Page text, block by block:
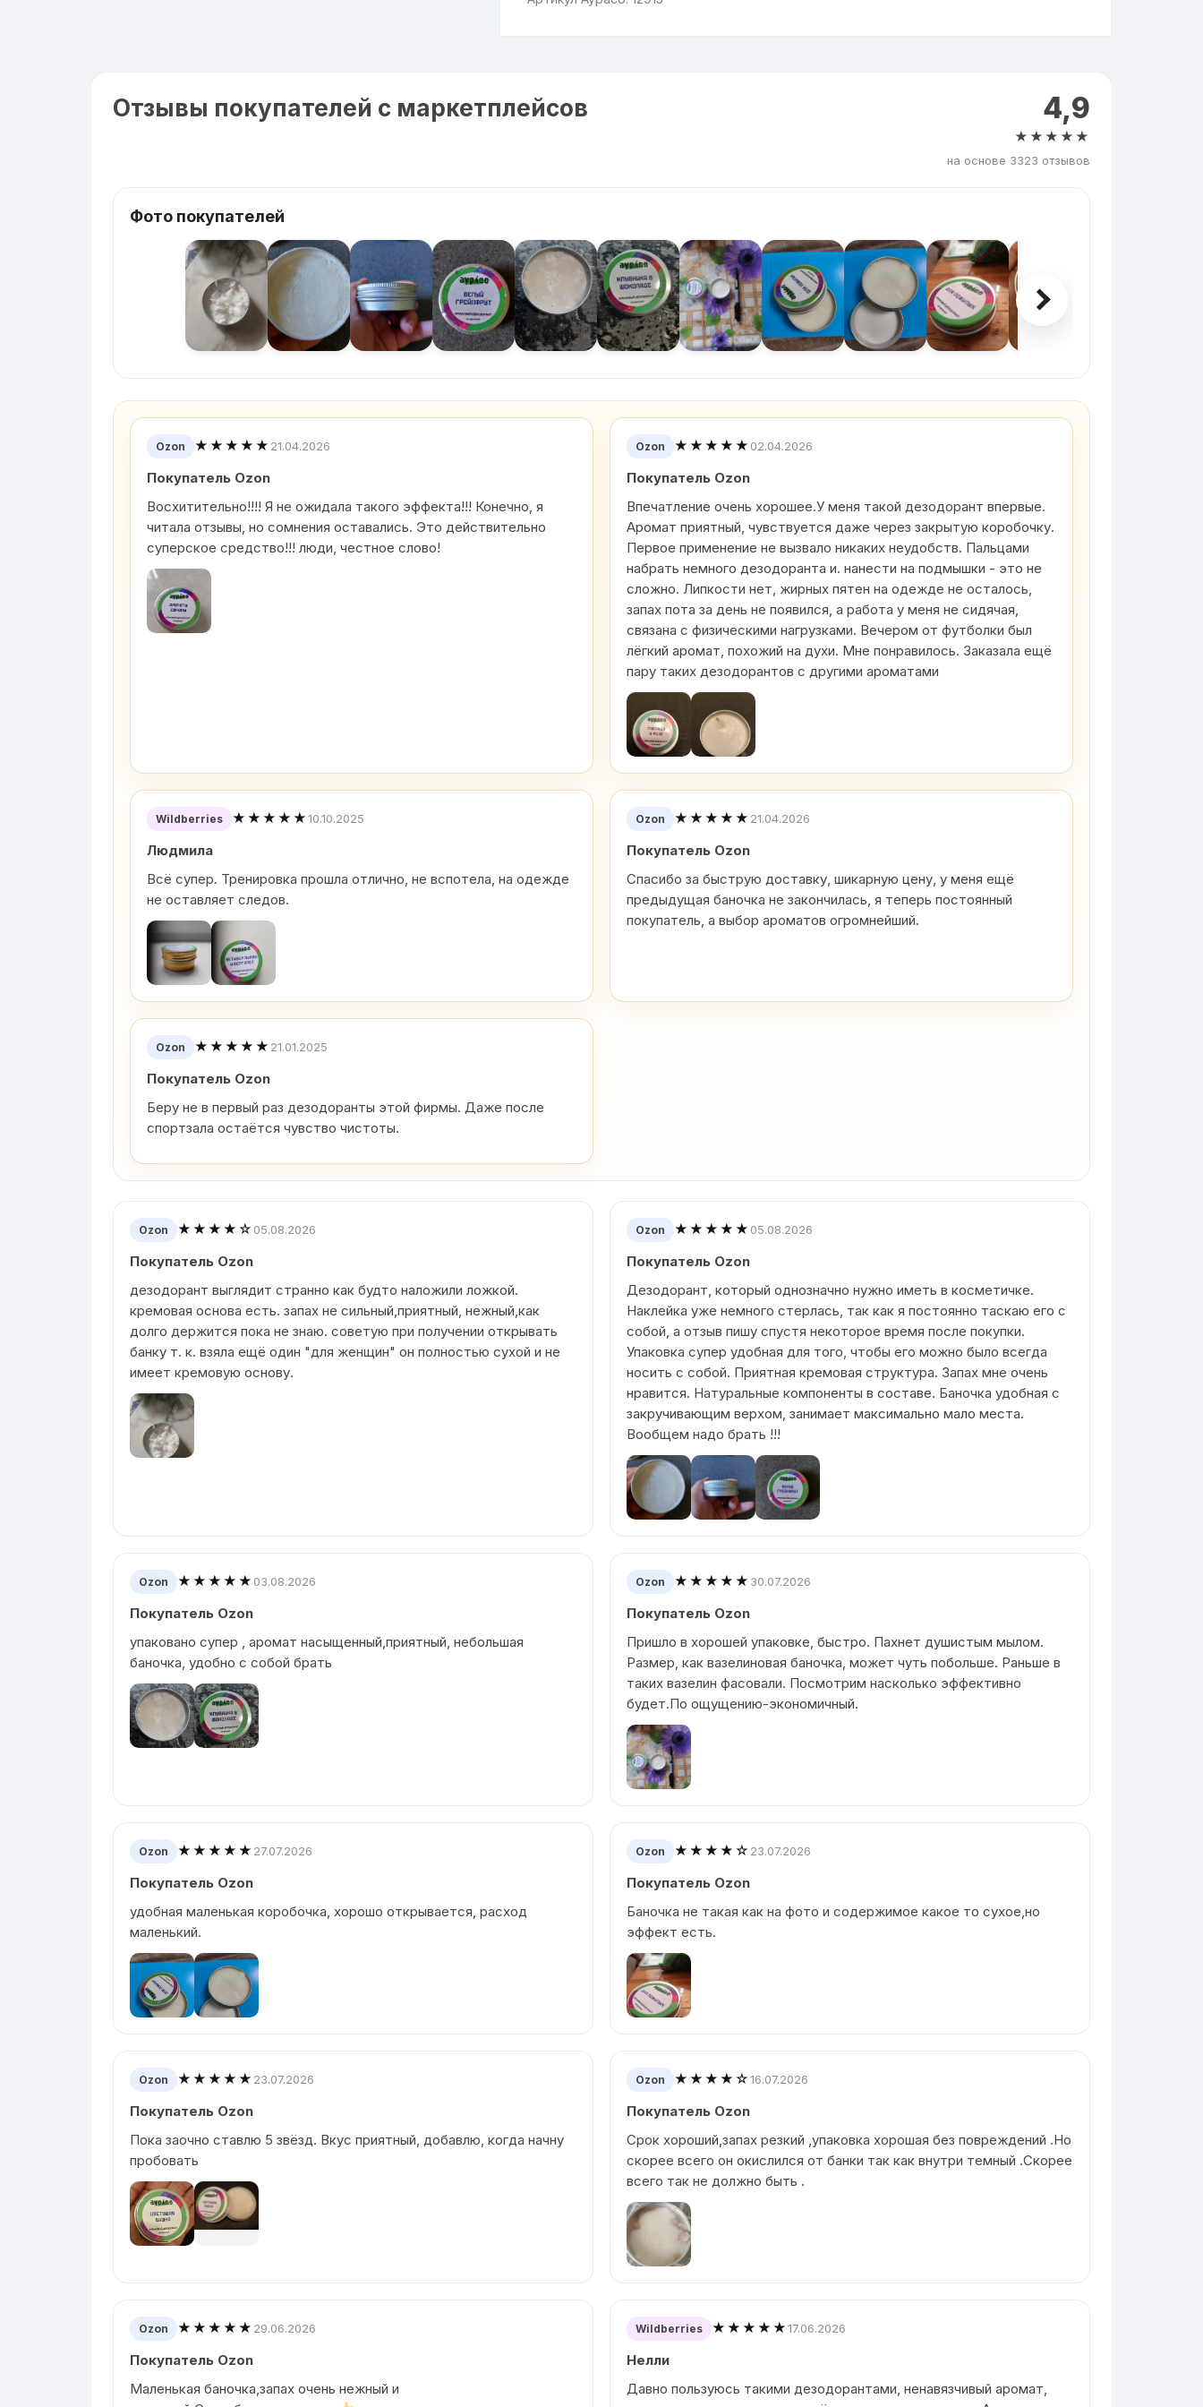
Отзывы покупателей с маркетплейсов 4,9
★★★★★
на основе 3323 отзывов
Фото покупателей
Ozon ★★★★★ 21.04.2026
Покупатель Ozon
Восхитительно!!!! Я не ожидала такого эффекта!!! Конечно, я
читала отзывы, но сомнения оставались. Это действительно
суперское средство!!! люди, честное слово!
Ozon ★★★★★ 02.04.2026
Покупатель Ozon
Впечатление очень хорошее.У меня такой дезодорант впервые.
Аромат приятный, чувствуется даже через закрытую коробочку.
Первое применение не вызвало никаких неудобств. Пальцами
набрать немного дезодоранта и. нанести на подмышки - это не
сложно. Липкости нет, жирных пятен на одежде не осталось,
запах пота за день не появился, а работа у меня не сидячая,
связана с физическими нагрузками. Вечером от футболки был
лёгкий аромат, похожий на духи. Мне понравилось. Заказала ещё
пару таких дезодорантов с другими ароматами
Wildberries ★★★★★10.10.2025
Людмила
Всё супер. Тренировка прошла отлично, не вспотела, на одежде
не оставляет следов.
Ozon ★★★★★ 21.04.2026
Покупатель Ozon
Спасибо за быструю доставку, шикарную цену, у меня ещё
предыдущая баночка не закончилась, я теперь постоянный
покупатель, а выбор ароматов огромнейший.
Ozon ★★★★★ 21.01.2025
Покупатель Ozon
Беру не в первый раз дезодоранты этой фирмы. Даже после
спортзала остаётся чувство чистоты.
Ozon ★★★★☆ 05.08.2026
Покупатель Ozon
дезодорант выглядит странно как будто наложили ложкой.
кремовая основа есть. запах не сильный,приятный, нежный,как
долго держится пока не знаю. советую при получении открывать
банку т. к. взяла ещё один "для женщин" он полностью сухой и не
имеет кремовую основу.
Ozon ★★★★★ 05.08.2026
Покупатель Ozon
Дезодорант, который однозначно нужно иметь в косметичке.
Наклейка уже немного стерлась, так как я постоянно таскаю его с
собой, а отзыв пишу спустя некоторое время после покупки.
Упаковка супер удобная для того, чтобы его можно было всегда
носить с собой. Приятная кремовая структура. Запах мне очень
нравится. Натуральные компоненты в составе. Баночка удобная с
закручивающим верхом, занимает максимально мало места.
Вообщем надо брать !!!
Ozon ★★★★★ 03.08.2026
Покупатель Ozon
упаковано супер , аромат насыщенный,приятный, небольшая
баночка, удобно с собой брать
Ozon ★★★★★ 30.07.2026
Покупатель Ozon
Пришло в хорошей упаковке, быстро. Пахнет душистым мылом.
Размер, как вазелиновая баночка, может чуть побольше. Раньше в
таких вазелин фасовали. Посмотрим насколько эффективно
будет.По ощущению-экономичный.
Ozon ★★★★★ 27.07.2026
Покупатель Ozon
удобная маленькая коробочка, хорошо открывается, расход
маленький.
Ozon ★★★★☆ 23.07.2026
Покупатель Ozon
Баночка не такая как на фото и содержимое какое то сухое,но
эффект есть.
Ozon ★★★★★ 23.07.2026
Покупатель Ozon
Пока заочно ставлю 5 звёзд. Вкус приятный, добавлю, когда начну
пробовать
Ozon ★★★★☆16.07.2026
Покупатель Ozon
Срок хороший,запах резкий ,упаковка хорошая без повреждений .Но
скорее всего он окислился от банки так как внутри темный .Скорее
всего так не должно быть .
Ozon ★★★★★ 29.06.2026
Покупатель Ozon
Маленькая баночка,запах очень нежный и
Wildberries ★★★★★17.06.2026
Нелли
Давно пользуюсь такими дезодорантами, ненавязчивый аромат,